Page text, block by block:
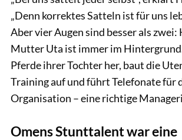
„Denn korrektes Satteln ist für uns
Aber vier Augen sind besser als zwei:
Mutter Uta ist immer im
Pferde ihrer Tochter her, baut die
Training auf und führt Telefonate für
Organisation – eine richtige
Omens Stunttalent war eine